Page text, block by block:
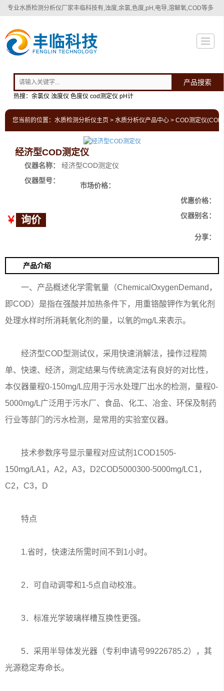
专业水质检测分析仪厂家丰临科技有,浊度,余氯,色度,pH,电导,溶解氧,COD等多
产品搜索
热搜：余氯仪 浊度仪 色度仪 cod测定仪 pH计
您当前的位置： 水质检测分析仪主页 > 水质分析仪产品中心 > COD测定仪(COD
经济型COD测定仪
仪器名称：
经济型COD测定仪
仪器型号：
市场价格：
优惠价格：
￥ 询价 仪器别名：
分享：
产品介绍
一、产品概述化学需氧量（ChemicalOxygenDemand，
即COD）是指在强酸并加热条件下，用重铬酸钾作为氧化剂
处理水样时所消耗氧化剂的量，以氧的mg/L来表示。
经济型COD型测试仪，采用快速消解法，操作过程简
单、快速、经济，测定结果与传统滴定法有良好的对比性，
本仪器量程0-150mg/L应用于污水处理厂出水的检测，量程0-
5000mg/L广泛用于污水厂、食品、化工、冶金、环保及制药
行业等部门的污水检测，是常用的实验室仪器。
技术参数序号显示量程对应试剂1COD1505-
150mg/LA1，A2，A3，D2COD5000300-5000mg/LC1，
C2，C3，D
特点
1.省时，快速法所需时间不到1小时。
2．可自动调零和1-5点自动校准。
3．标准光学玻璃样槽互换性更强。
5．采用半导体发光器（专利申请号99226785.2），其
光源稳定寿命长。